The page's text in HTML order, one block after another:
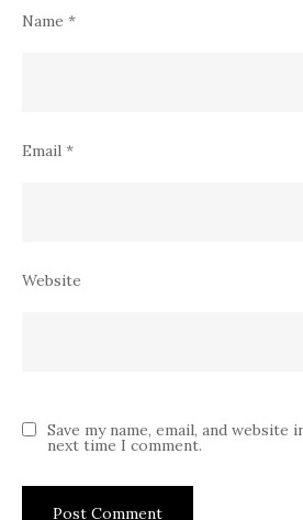
Name *
Email *
Website
Save my name, email, and
next time I comment.